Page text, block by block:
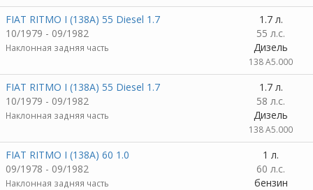
FIAT RITMO I (138A) 55 Diesel 1.7
10/1979 - 09/1982
Наклонная задняя часть
1.7 л.
55 л.с.
Дизель
138 A5.000
FIAT RITMO I (138A) 55 Diesel 1.7
10/1979 - 09/1982
Наклонная задняя часть
1.7 л.
58 л.с.
Дизель
138 A5.000
FIAT RITMO I (138A) 60 1.0
09/1978 - 09/1982
Наклонная задняя часть
1 л.
60 л.с.
бензин